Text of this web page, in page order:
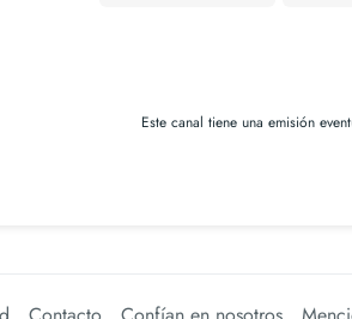
Este canal tiene una emisión